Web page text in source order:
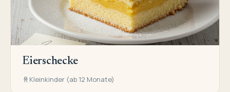
Eierschecke
Kleinkinder (ab 12 Monate)